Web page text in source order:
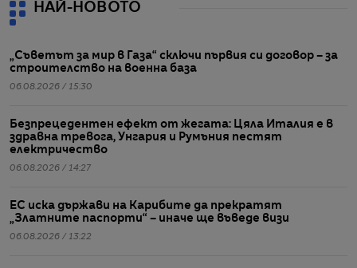
НАЙ-НОВОТО
„Съветът за мир в Газа“ сключи първия си договор – за
строителство на военна база
06.08.2026 / 15:30
Безпрецедентен ефект от жегата: Цяла Италия е в
здравна тревога, Унгария и Румъния пестят
електричество
06.08.2026 / 14:27
ЕС иска държави на Карибите да прекратят
„Златните паспорти“ – иначе ще въведе визи
06.08.2026 / 13:22